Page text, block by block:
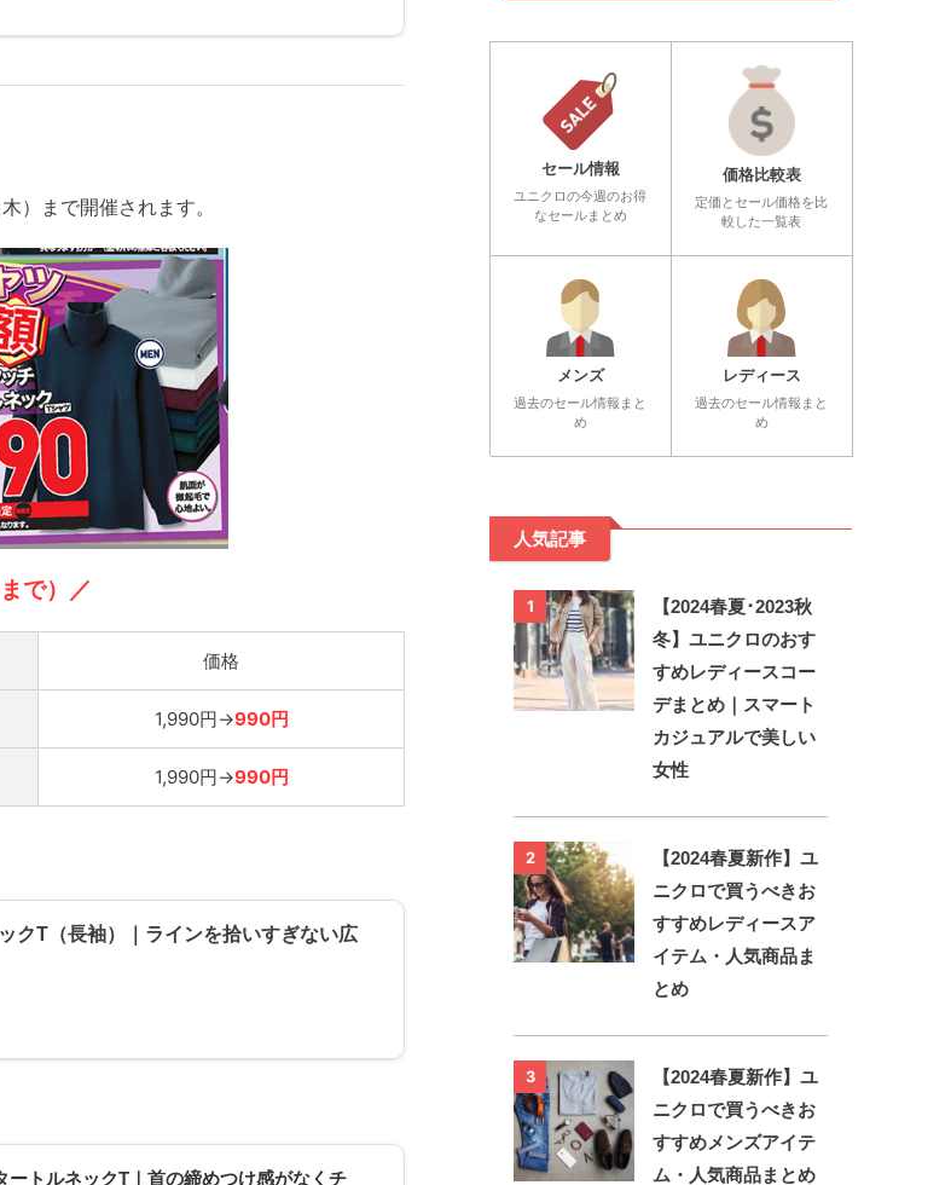
）まで開催されます。
で）／
価格
1,990円→990円
1,990円→990円
クT（長袖）｜ラインを拾いすぎない広
ートルネックT｜首の締めつけ感がなくチ
セール情報
ユニクロの今週のお得
なセールまとめ
価格比較表
定価とセール価格を比
較した一覧表
メンズ
過去のセール情報まと
め
レディース
過去のセール情報まと
め
人気記事
1
【2024春夏･2023秋
冬】ユニクロのおす
すめレディースコー
デまとめ｜スマート
カジュアルで美しい
女性
2
【2024春夏新作】ユ
ニクロで買うべきお
すすめレディースア
イテム・人気商品ま
とめ
3
【2024春夏新作】ユ
ニクロで買うべきお
すすめメンズアイテ
ム・人気商品まとめ